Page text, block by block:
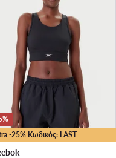
-25% Κωδικός: LAST